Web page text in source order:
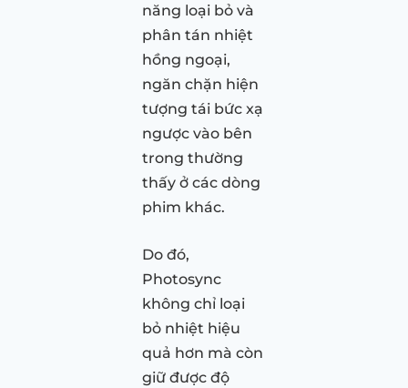
năng loại bỏ và
phân tán nhiệt
hồng ngoại,
ngăn chặn hiện
tượng tái bức xạ
ngược vào bên
trong thường
thấy ở các dòng
phim khác.
Do đó,
Photosync
không chỉ loại
bỏ nhiệt hiệu
quả hơn mà còn
giữ được độ